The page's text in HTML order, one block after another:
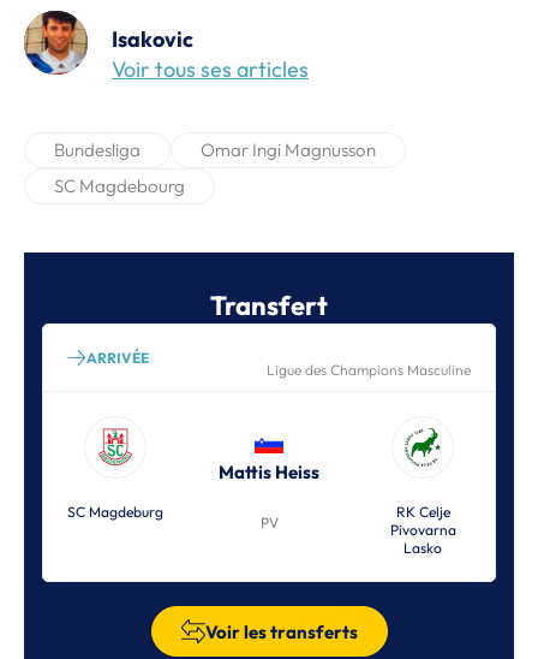
Isakovic
Voir tous ses articles
Bundesliga
Omar Ingi Magnusson
SC Magdebourg
Transfert
ARRIVÉE
Ligue des Champions Masculine
SC Magdeburg
Mattis Heiss
PV
RK Celje
Pivovarna
Lasko
Voir les transferts